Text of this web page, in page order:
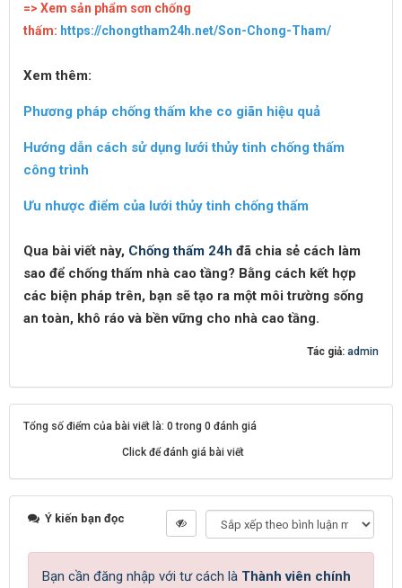
=> Xem sản phẩm sơn chống
thấm: https://chongtham24h.net/Son-Chong-Tham/
Xem thêm:
Phương pháp chống thấm khe co giãn hiệu quả
Hướng dẫn cách sử dụng lưới thủy tinh chống thấm
công trình
Ưu nhược điểm của lưới thủy tinh chống thấm
Qua bài viết này, Chống thấm 24h đã chia sẻ cách làm
sao để chống thấm nhà cao tầng? Bằng cách kết hợp
các biện pháp trên, bạn sẽ tạo ra một môi trường sống
an toàn, khô ráo và bền vững cho nhà cao tầng.
Tác giả: admin
Tổng số điểm của bài viết là: 0 trong 0 đánh giá
Click để đánh giá bài viết
Ý kiến bạn đọc
Bạn cần đăng nhập với tư cách là Thành viên chính